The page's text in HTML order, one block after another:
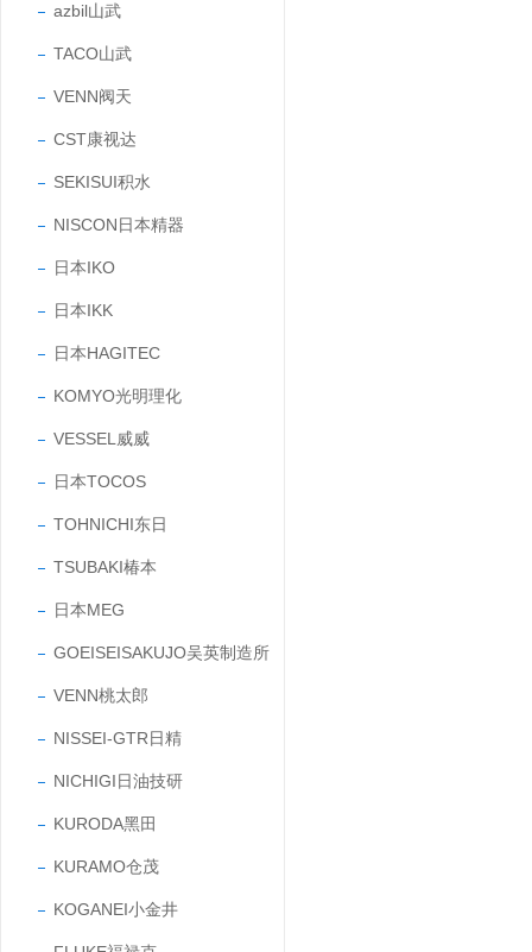
azbil山武
TACO山武
VENN阀天
CST康视达
SEKISUI积水
NISCON日本精器
日本IKO
日本IKK
日本HAGITEC
KOMYO光明理化
VESSEL威威
日本TOCOS
TOHNICHI东日
TSUBAKI椿本
日本MEG
GOEISEISAKUJO吴英制造所
VENN桃太郎
NISSEI-GTR日精
NICHIGI日油技研
KURODA黑田
KURAMO仓茂
KOGANEI小金井